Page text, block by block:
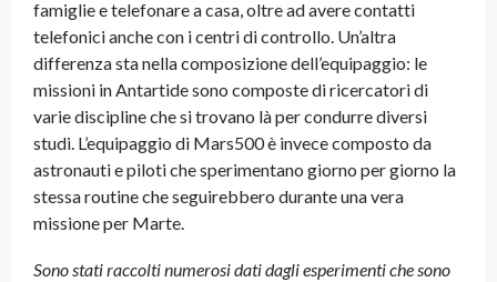
famiglie e telefonare a casa, oltre ad avere contatti
telefonici anche con i centri di controllo. Un’altra
differenza sta nella composizione dell’equipaggio: le
missioni in Antartide sono composte di ricercatori di
varie discipline che si trovano là per condurre diversi
studi. L’equipaggio di Mars500 è invece composto da
astronauti e piloti che sperimentano giorno per giorno la
stessa routine che seguirebbero durante una vera
missione per Marte.
Sono stati raccolti numerosi dati dagli esperimenti che sono